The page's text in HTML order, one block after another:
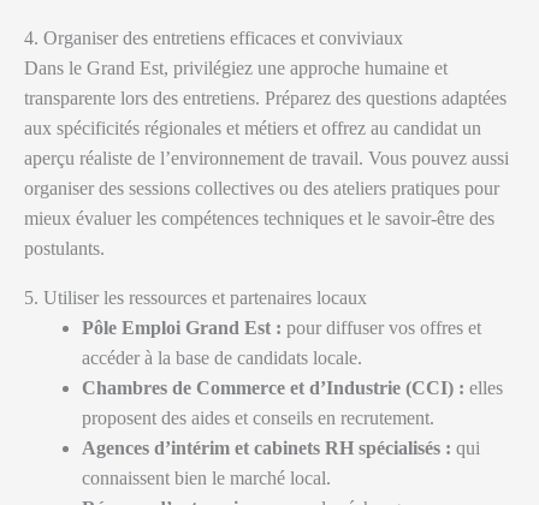
4. Organiser des entretiens efficaces et conviviaux
Dans le Grand Est, privilégiez une approche humaine et
transparente lors des entretiens. Préparez des questions adaptées
aux spécificités régionales et métiers et offrez au candidat un
aperçu réaliste de l’environnement de travail. Vous pouvez aussi
organiser des sessions collectives ou des ateliers pratiques pour
mieux évaluer les compétences techniques et le savoir-être des
postulants.
5. Utiliser les ressources et partenaires locaux
Pôle Emploi Grand Est : pour diffuser vos offres et
accéder à la base de candidats locale.
Chambres de Commerce et d’Industrie (CCI) : elles
proposent des aides et conseils en recrutement.
Agences d’intérim et cabinets RH spécialisés : qui
connaissent bien le marché local.